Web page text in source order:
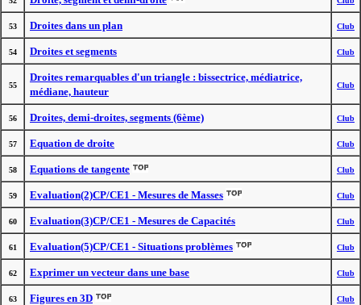
53 Droites dans un plan Club
54 Droites et segments Club
55
Droites remarquables d'un triangle : bissectrice, médiatrice,
médiane, hauteur
Club
56 Droites, demi-droites, segments (6ème) Club
57 Equation de droite Club
58 Equations de tangente Club
59 Evaluation(2)CP/CE1 - Mesures de Masses Club
60 Evaluation(3)CP/CE1 - Mesures de Capacités Club
61 Evaluation(5)CP/CE1 - Situations problèmes Club
62 Exprimer un vecteur dans une base Club
63 Figures en 3D Club